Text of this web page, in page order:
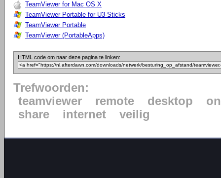
TeamViewer for Mac OS X
TeamViewer Portable for U3-Sticks
TeamViewer Portable
TeamViewer (PortableApps)
HTML code om naar deze pagina te linken:
Trefwoorden:
teamviewer
remote desktop
share
internet veilig